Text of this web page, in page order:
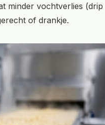
minder vochtverlies (drip
of drankje.